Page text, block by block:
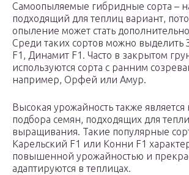
Самоопыляемые гибридные сорта –
подходящий для теплиц вариант,
опыление может стать
Среди таких сортов можно выделить
F1, Динамит F1. Часто в закрытом
используются сорта с ранним
например, Орфей или Амур.
Высокая урожайность также
подбора семян, подходящих для
выращивания. Такие популярные
Карельский F1 или Конни F1
повышенной урожайностью и
адаптируются в теплицах.